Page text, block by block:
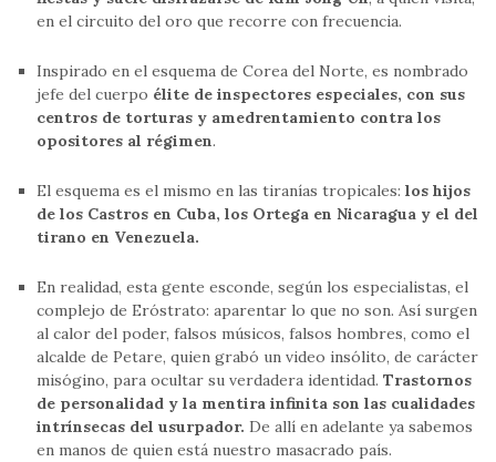
en el circuito del oro que recorre con frecuencia.
Inspirado en el esquema de Corea del Norte, es nombrado
jefe del cuerpo élite de inspectores especiales, con sus
centros de torturas y amedrentamiento contra los
opositores al régimen.
El esquema es el mismo en las tiranías tropicales: los hijos
de los Castros en Cuba, los Ortega en Nicaragua y el del
tirano en Venezuela.
En realidad, esta gente esconde, según los especialistas, el
complejo de Eróstrato: aparentar lo que no son. Así surgen
al calor del poder, falsos músicos, falsos hombres, como el
alcalde de Petare, quien grabó un video insólito, de carácter
misógino, para ocultar su verdadera identidad. Trastornos
de personalidad y la mentira infinita son las cualidades
intrínsecas del usurpador. De allí en adelante ya sabemos
en manos de quien está nuestro masacrado país.